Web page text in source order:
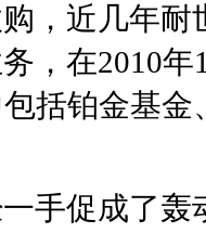
，近几年耐
，在2010
括铂金基
手促成了